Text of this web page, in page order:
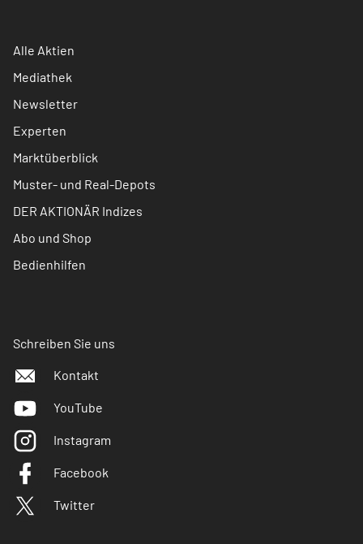
Alle Aktien
Mediathek
Newsletter
Experten
Marktüberblick
Muster- und Real-Depots
DER AKTIONÄR Indizes
Abo und Shop
Bedienhilfen
Schreiben Sie uns
Kontakt
YouTube
Instagram
Facebook
Twitter